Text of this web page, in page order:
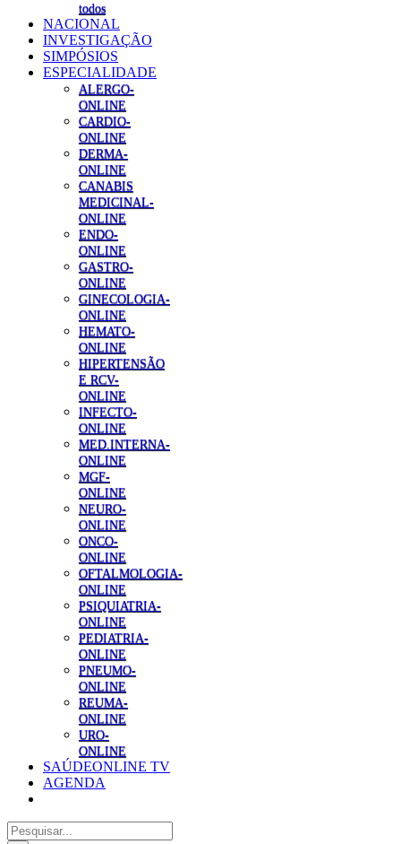
todos
NACIONAL
INVESTIGAÇÃO
SIMPÓSIOS
ESPECIALIDADE
ALERGO-
ONLINE
CARDIO-
ONLINE
DERMA-
ONLINE
CANABIS
MEDICINAL-
ONLINE
ENDO-
ONLINE
GASTRO-
ONLINE
GINECOLOGIA-
ONLINE
HEMATO-
ONLINE
HIPERTENSÃO
E RCV-
ONLINE
INFECTO-
ONLINE
MED.INTERNA-
ONLINE
MGF-
ONLINE
NEURO-
ONLINE
ONCO-
ONLINE
OFTALMOLOGIA-
ONLINE
PSIQUIATRIA-
ONLINE
PEDIATRIA-
ONLINE
PNEUMO-
ONLINE
REUMA-
ONLINE
URO-
ONLINE
SAÚDEONLINE TV
AGENDA
Pesquisar